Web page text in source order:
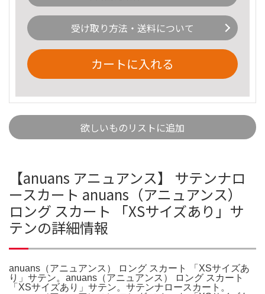
受け取り方法・送料について
カートに入れる
欲しいものリストに追加
【anuans アニュアンス】 サテンナロ
ースカート anuans（アニュアンス）
ロング スカート 「XSサイズあり」サ
テンの詳細情報
anuans（アニュアンス） ロング スカート 「XSサイズあ
り」サテン。anuans（アニュアンス） ロング スカート
「XSサイズあり」サテン。サテンナロースカート。